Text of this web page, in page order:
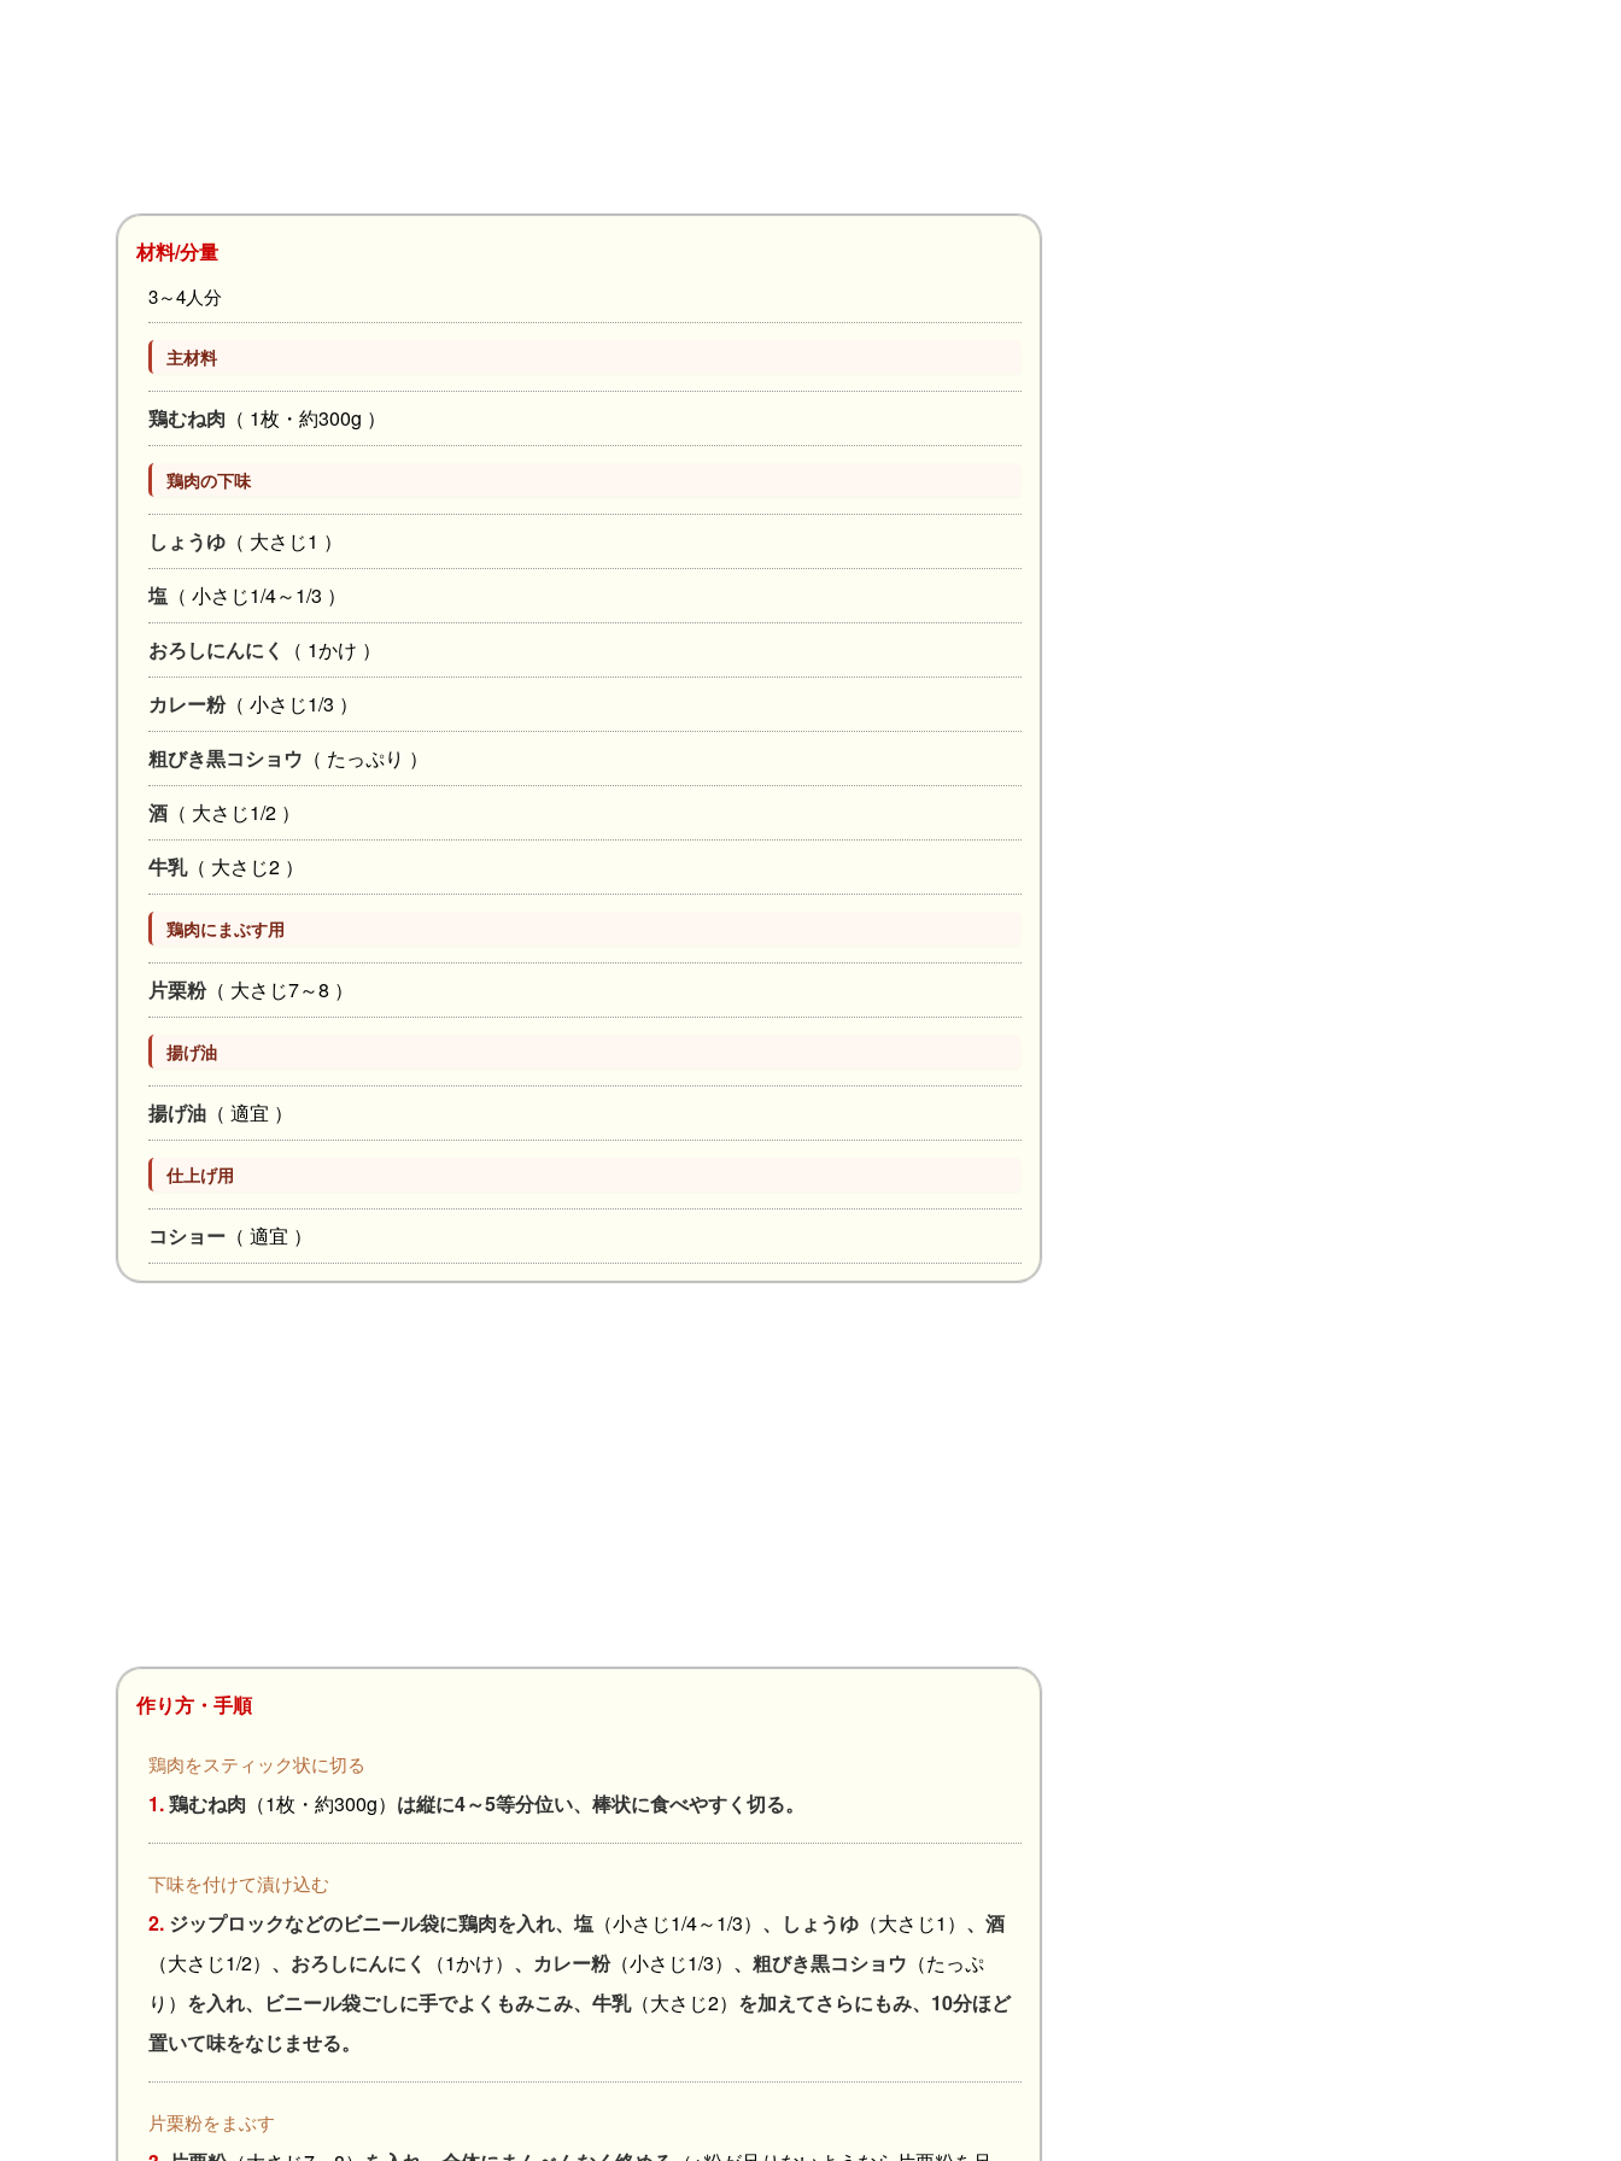
材料/分量
3～4人分
主材料
鶏むね肉 （ 1枚・約300g ）
鶏肉の下味
しょうゆ（ 大さじ1 ）
塩 （ 小さじ1/4～1/3 ）
おろしにんにく
（ 1かけ ）
カレー粉（ 小さじ1/3 ）
粗びき黒コショウ （ たっぷり ）
酒（ 大さじ1/2 ）
牛乳（ 大さじ2 ）
鶏肉にまぶす用
片栗粉（ 大さじ7～8 ）
揚げ油
揚げ油（ 適宜 ）
仕上げ用
コショー（ 適宜 ）
作り方・手順
鶏肉をスティック状に切る
1.鶏むね肉 （1枚・約300g） は縦に4～5等分位い、棒状に食べやすく切る。
下味を付けて漬け込む
2. ジップロックなどのビニール袋に鶏肉を入れ、塩 （小さじ1/4～1/3） 、しょうゆ（大さじ1） 、酒
（大さじ1/2） 、おろしにんにく （1かけ） 、カレー粉（小さじ1/3） 、粗びき黒コショウ （たっぷ
り） を入れ、ビニール袋ごしに手でよくもみこみ、牛乳（大さじ2） を加えてさらにもみ、10分ほど
置いて味をなじませる。
片栗粉をまぶす